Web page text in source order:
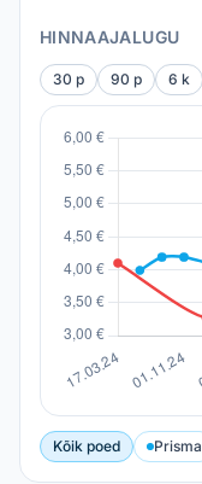
HINNAAJALUGU
30 p 90 p 6 k
Kõik poed Prisma